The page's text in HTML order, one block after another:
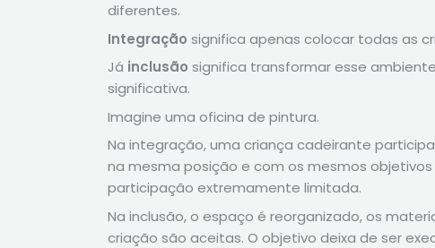
diferentes.
Integração significa apenas colocar todas as
Já inclusão significa transformar esse
significativa.
Imagine uma oficina de pintura.
Na integração, uma criança cadeirante
na mesma posição e com os mesmos
participação extremamente limitada.
Na inclusão, o espaço é reorganizado, os
criação são aceitas. O objetivo deixa de ser